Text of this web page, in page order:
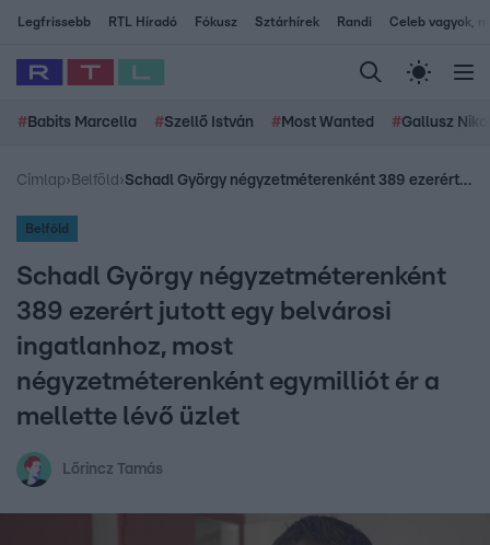
Legfrissebb RTL Híradó Fókusz Sztárhírek Randi Celeb vagyok,
# Babits Marcella #Szellő István # Most Wanted #Gallusz
Címlap› Belföld › Schadl György négyzetméterenként 389 ezerért jutott egy belvárosi ingatlanhoz, most négyzetméterenként egymilliót ér a mellette lévő üzlet
Belföld
Schadl György négyzetméterenként
389 ezerért jutott egy belvárosi
ingatlanhoz, most
négyzetméterenként egymilliót ér a
mellette lévő üzlet
Lőrincz Tamás